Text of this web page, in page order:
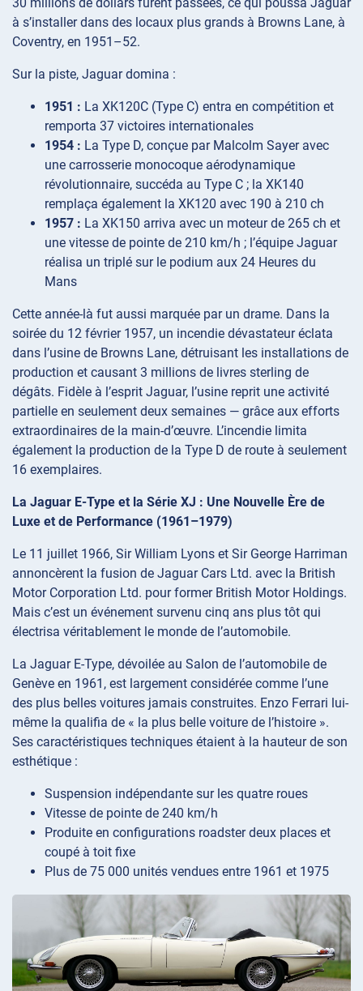
à s’installer dans des locaux plus grands à Browns Lane, à
Coventry, en 1951–52.
Sur la piste, Jaguar domina :
1951 : La XK120C (Type C) entra en compétition et
remporta 37 victoires internationales
1954 : La Type D, conçue par Malcolm Sayer avec
une carrosserie monocoque aérodynamique
révolutionnaire, succéda au Type C ; la XK140
remplaça également la XK120 avec 190 à 210 ch
1957 : La XK150 arriva avec un moteur de 265 ch et
une vitesse de pointe de 210 km/h ; l’équipe Jaguar
réalisa un triplé sur le podium aux 24 Heures du
Mans
Cette année-là fut aussi marquée par un drame. Dans la
soirée du 12 février 1957, un incendie dévastateur éclata
dans l’usine de Browns Lane, détruisant les installations de
production et causant 3 millions de livres sterling de
dégâts. Fidèle à l’esprit Jaguar, l’usine reprit une activité
partielle en seulement deux semaines — grâce aux efforts
extraordinaires de la main-d’œuvre. L’incendie limita
également la production de la Type D de route à seulement
16 exemplaires.
La Jaguar E-Type et la Série XJ : Une Nouvelle Ère de
Luxe et de Performance (1961–1979)
Le 11 juillet 1966, Sir William Lyons et Sir George Harriman
annoncèrent la fusion de Jaguar Cars Ltd. avec la British
Motor Corporation Ltd. pour former British Motor Holdings.
Mais c’est un événement survenu cinq ans plus tôt qui
électrisa véritablement le monde de l’automobile.
La Jaguar E-Type, dévoilée au Salon de l’automobile de
Genève en 1961, est largement considérée comme l’une
des plus belles voitures jamais construites. Enzo Ferrari lui-
même la qualifia de « la plus belle voiture de l’histoire ».
Ses caractéristiques techniques étaient à la hauteur de son
esthétique :
Suspension indépendante sur les quatre roues
Vitesse de pointe de 240 km/h
Produite en configurations roadster deux places et
coupé à toit fixe
Plus de 75 000 unités vendues entre 1961 et 1975